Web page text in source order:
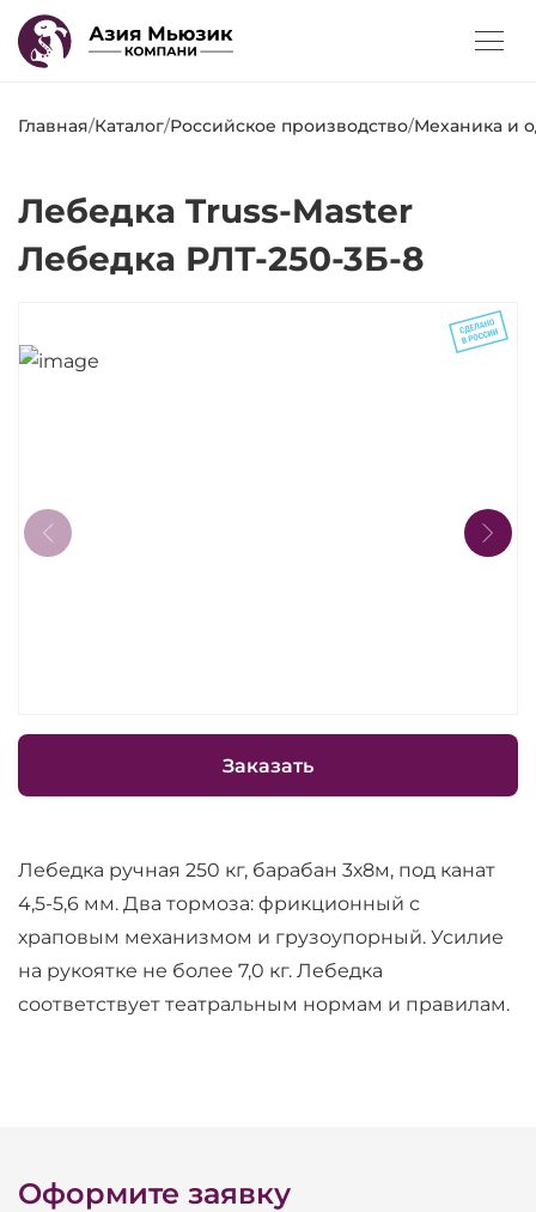
Главная/Каталог/Российское производство/Механика и
Лебедка Truss-Master
Лебедка РЛТ-250-3Б-8
Заказать
Лебедка ручная 250 кг, барабан 3х8м, под канат
4,5-5,6 мм. Два тормоза: фрикционный с
храповым механизмом и грузоупорный. Усилие
на рукоятке не более 7,0 кг. Лебедка
соответствует театральным нормам и правилам.
Оформите заявку